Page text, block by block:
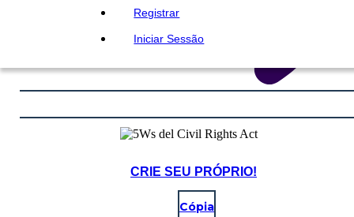
Registrar
Iniciar Sessão
CRIE SEU PRÓPRIO!
Cópia